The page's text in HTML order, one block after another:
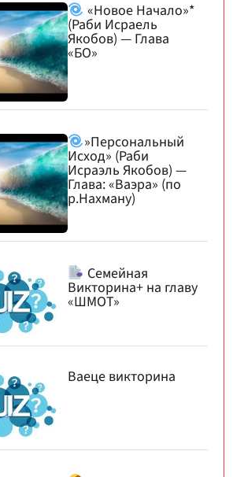
«Новое Начало»*
(Раби Исраель
Якобов) — Глава
«БО»
»Персональный
Исход» (Раби
Исраэль Якобов) —
Глава: «Ваэра» (по
р.Нахману)
Семейная
Викторина+ на главу
«ШМОТ»
Ваеце викторина